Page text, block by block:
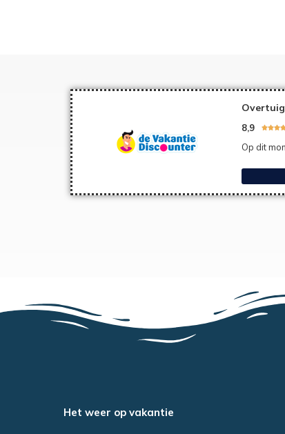
8,9 
Op dit
Het weer op vakantie